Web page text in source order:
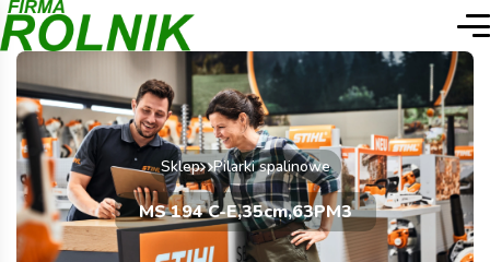
Sklep Pilarki spalinowe
MS 194 C-E,35cm,63PM3